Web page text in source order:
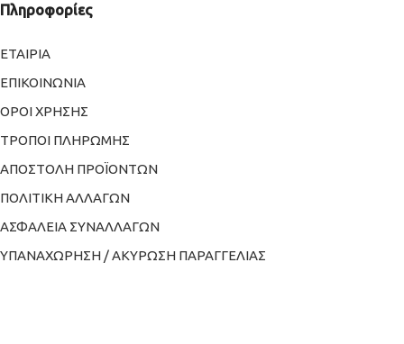
Πληροφορίες
ΕΤΑΙΡΙΑ
ΕΠΙΚΟΙΝΩΝΙΑ
ΟΡΟΙ ΧΡΗΣΗΣ
ΤΡΟΠΟΙ ΠΛΗΡΩΜΗΣ
ΑΠΟΣΤΟΛΗ ΠΡΟΪΟΝΤΩΝ
ΠΟΛΙΤΙΚΗ ΑΛΛΑΓΩΝ
ΑΣΦΑΛΕΙΑ ΣΥΝΑΛΛΑΓΩΝ
ΥΠΑΝΑΧΩΡΗΣΗ / ΑΚΥΡΩΣΗ ΠΑΡΑΓΓΕΛΙΑΣ